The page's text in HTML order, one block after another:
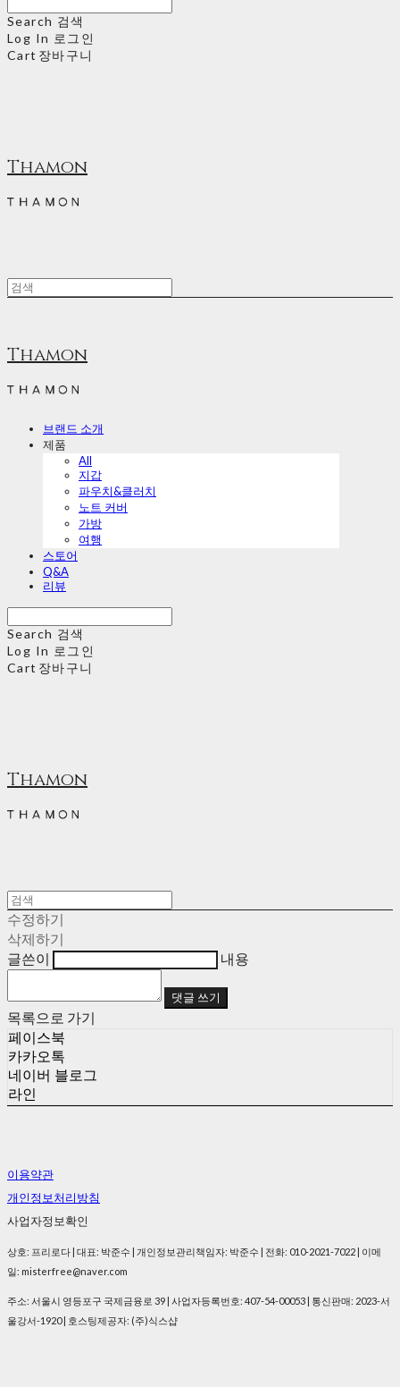
Search 검색
Log In 로그인
Cart 장바구니
Thamon
Thamon
브랜드 소개
제품
All
지갑
파우치&클러치
노트 커버
가방
여행
스토어
Q&A
리뷰
Search 검색
Log In 로그인
Cart 장바구니
Thamon
수정하기
삭제하기
글쓴이
내용
댓글 쓰기
목록으로 가기
페이스북
카카오톡
네이버 블로그
라인
이용약관
개인정보처리방침
사업자정보확인
상호: 프리로다 | 대표: 박준수 | 개인정보관리책임자: 박준수 | 전화: 010-2021-7022 | 이메
일: misterfree@naver.com
주소: 서울시 영등포구 국제금융로 39 | 사업자등록번호: 407-54-00053 | 통신판매: 2023-서
울강서-1920| 호스팅제공자: (주)식스샵